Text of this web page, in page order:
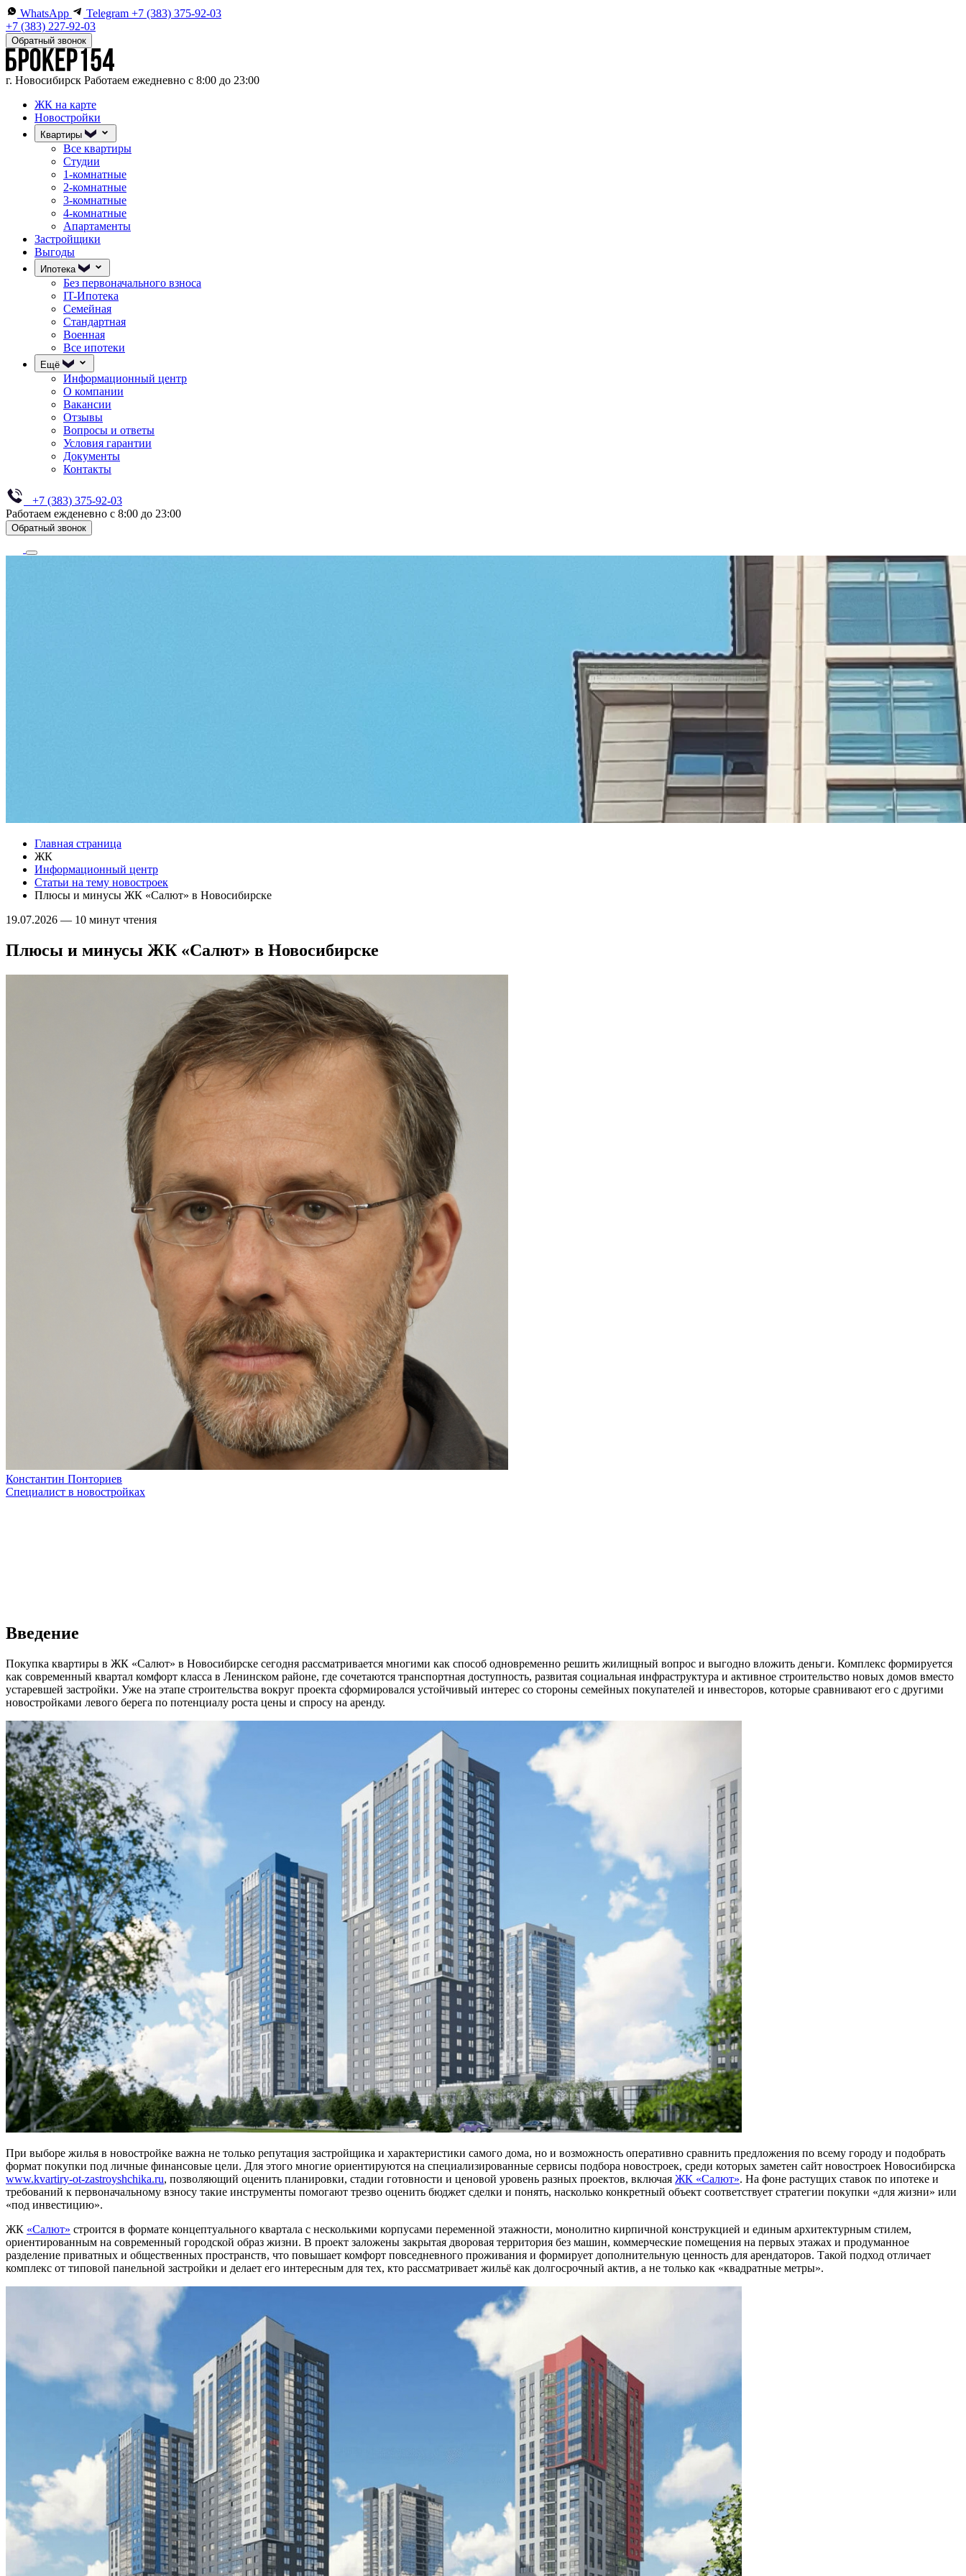
WhatsApp Telegram +7 (383) 375-92-03
+7 (383) 227-92-03
Обратный звонок
г. Новосибирск Работаем ежедневно с 8:00 до 23:00
ЖК на карте
Новостройки
Квартиры
Все квартиры
Студии
1-комнатные
2-комнатные
3-комнатные
4-комнатные
Апартаменты
Застройщики
Выгоды
Ипотека
Без первоначального взноса
IT-Ипотека
Семейная
Стандартная
Военная
Все ипотеки
Ещё
Информационный центр
О компании
Вакансии
Отзывы
Вопросы и ответы
Условия гарантии
Документы
Контакты
+7 (383) 375-92-03
Работаем ежденевно с 8:00 до 23:00
Обратный звонок
Главная страница
ЖК
Информационный центр
Статьи на тему новостроек
Плюсы и минусы ЖК «Салют» в Новосибирске
19.07.2026 — 10 минут чтения
Плюсы и минусы ЖК «Салют» в Новосибирске
Константин Понториев
Специалист в новостройках
Введение
Покупка квартиры в ЖК «Салют» в Новосибирске сегодня рассматривается многими как способ одновременно решить жилищный вопрос и выгодно вложить деньги. Комплекс формируется
как современный квартал комфорт класса в Ленинском районе, где сочетаются транспортная доступность, развитая социальная инфраструктура и активное строительство новых домов вместо
устаревшей застройки. Уже на этапе строительства вокруг проекта сформировался устойчивый интерес со стороны семейных покупателей и инвесторов, которые сравнивают его с другими
новостройками левого берега по потенциалу роста цены и спросу на аренду.
При выборе жилья в новостройке важна не только репутация застройщика и характеристики самого дома, но и возможность оперативно сравнить предложения по всему городу и подобрать
формат покупки под личные финансовые цели. Для этого многие ориентируются на специализированные сервисы подбора новостроек, среди которых заметен сайт новостроек Новосибирска
www.kvartiry-ot-zastroyshchika.ru, позволяющий оценить планировки, стадии готовности и ценовой уровень разных проектов, включая ЖК «Салют». На фоне растущих ставок по ипотеке и
требований к первоначальному взносу такие инструменты помогают трезво оценить бюджет сделки и понять, насколько конкретный объект соответствует стратегии покупки «для жизни» или
«под инвестицию».
ЖК «Салют» строится в формате концептуального квартала с несколькими корпусами переменной этажности, монолитно кирпичной конструкцией и единым архитектурным стилем,
ориентированным на современный городской образ жизни. В проект заложены закрытая дворовая территория без машин, коммерческие помещения на первых этажах и продуманное
разделение приватных и общественных пространств, что повышает комфорт повседневного проживания и формирует дополнительную ценность для арендаторов. Такой подход отличает
комплекс от типовой панельной застройки и делает его интересным для тех, кто рассматривает жильё как долгосрочный актив, а не только как «квадратные метры».